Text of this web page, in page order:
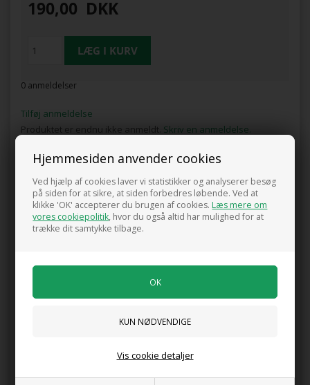
Hjemmesiden anvender cookies
Ved hjælp af cookies laver vi statistikker og analyserer besøg
på siden for at sikre, at siden forbedres løbende. Ved at
klikke 'OK' accepterer du brugen af cookies.Læs mere om
vores cookiepolitik, hvor du også altid har mulighed for at
trække dit samtykke tilbage.
Vis cookie detaljer
190,00 DKK
0 anmeldelser
Tilføj anmeldelse
Produktet er endnu ikke anmeldt. Skriv en anmeldelse.
Rubus idaeus 'Maria' er et spændende valg til haven, hvor du
ønsker både nytteværdi og pryd. Denne rødbladede
hindbærbusk kombinerer det bedste fra to verdener: den er
både dekorativ og produktiv. De rødbrune blade giver et flot
farvespil i haven, og planten fungerer som et farverigt indslag i
Planten vokser kompakt og bliver omkring 1 meter høj. I
forsommeren blomstrer den med diskrete blomster, der
tiltrækker bestøvende insekter som bier og sommerfugle.
Senere, fra juli til august, modner de små, røde bær, som
delikatesse for både børn og voksne.